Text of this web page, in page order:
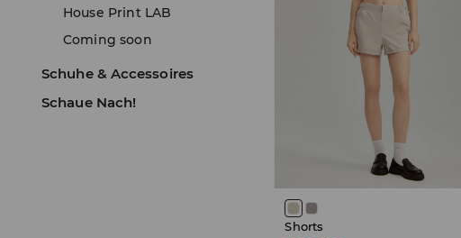
House Print LAB
Coming soon
Schuhe & Accessoires
Schaue Nach!
Shorts